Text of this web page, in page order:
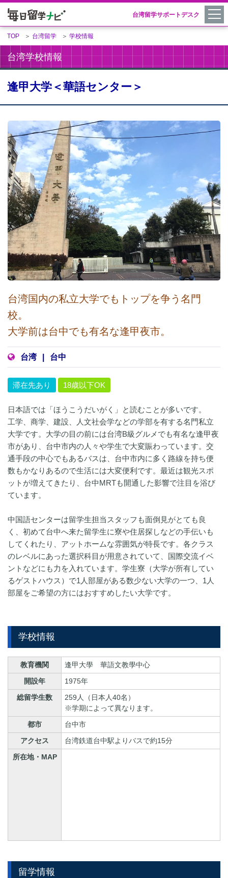
台湾留学サポートデスク
TOP ＞ 台湾留学 ＞ 学校情報
台湾学校情報
逢甲大学＜華語センター＞
台湾国内の私立大学でもトップを争う名門
校。
大学前は台中でも有名な逢甲夜市。
台湾 台中
滞在先あり 18歳以下OK
日本語では「ほうこうだいがく」と読むことが多いです。
工学、商学、建設、人文社会学などの学部を有する名門私立
大学です。大学の目の前には台湾B級グルメでも有名な逢甲夜
市があり、台中市内の人々や学生で大変賑わっています。交
通手段の中心でもあるバスは、台中市内に多く路線を持ち便
数もかなりあるので生活には大変便利です。最近は観光スポ
ットが増えてきたり、台中MRTも開通した影響で注目を浴び
ています。
中国語センターは留学生担当スタッフも面倒見がとても良
く、初めて台中へ来た留学生に寮や住居探しなどの手伝いも
してくれたり、アットホームな雰囲気が特長です。各クラス
のレベルにあった選択科目が用意されていて、国際交流イベ
ントなどにも力を入れています。学生寮（大学が所有してい
るゲストハウス）で1人部屋がある数少ない大学の一つ、1人
部屋をご希望の方にはおすすめしたい大学です。
学校情報
教育機関
逢甲大學 華語文教學中心
開設年
1975年
総留学生数
259人（日本人40名）
※学期によって異なります。
都市
台中市
アクセス
台湾鉄道台中駅よりバスで約15分
所在地・MAP
留学情報